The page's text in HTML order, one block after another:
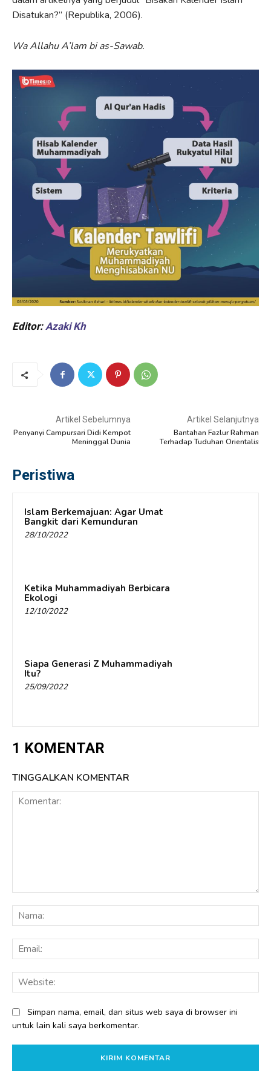
Disatukan?” (Republika, 2006).
Wa Allahu A’lam bi as-Sawab.
Editor:AzakiKh
Artikel Sebelumnya
Penyanyi Campursari Didi Kempot
Meninggal Dunia
Artikel Selanjutnya
Bantahan Fazlur Rahman
Terhadap Tuduhan Orientalis
Peristiwa
Islam Berkemajuan: Agar Umat
Bangkit dari Kemunduran
28/10/2022
Ketika Muhammadiyah Berbicara
Ekologi
12/10/2022
Siapa Generasi Z Muhammadiyah
Itu?
25/09/2022
1 KOMENTAR
TINGGALKAN KOMENTAR
Simpan nama, email, dan situs web saya di browser ini
untuk lain kali saya berkomentar.